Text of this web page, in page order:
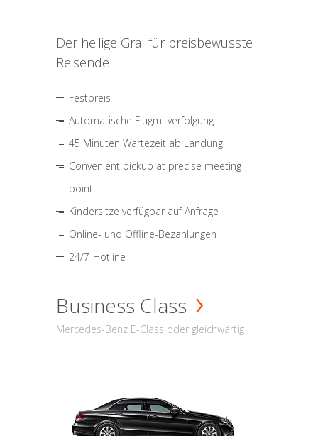
Der heilige Gral für preisbewusste
Reisende
Festpreis
Automatische Flugmitverfolgung
45 Minuten Wartezeit ab Landung
Convenient pickup at precise meeting
point
Kindersitze verfügbar auf Anfrage
Online- und Offline-Bezahlungen
24/7-Hotline
Business Class
Mercedes-Benz E-Class oder gleichwärtig